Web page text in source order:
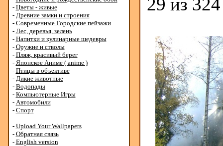
- Цветы - живые
- Древние замки и строения
- Современные Городские пейзажи
- Лес, деревья, зелень
- Напитки и кулинарные шедевры
- Оружие и стволы
- Пляж, красивый берег
- Японское Аниме ( anime )
- Птицы в объективе
- Дикие животные
- Водопады
- Компьютерные Игры
- Автомобили
- Спорт
- Upload Your Wallpapers
- Обратная связь
- English version
29 из